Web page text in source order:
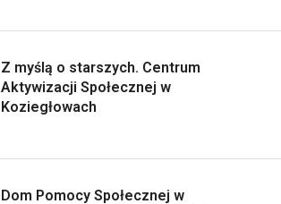
Z myślą o starszych. Centrum
Aktywizacji Społecznej w
Koziegłowach
Dom Pomocy Społecznej w